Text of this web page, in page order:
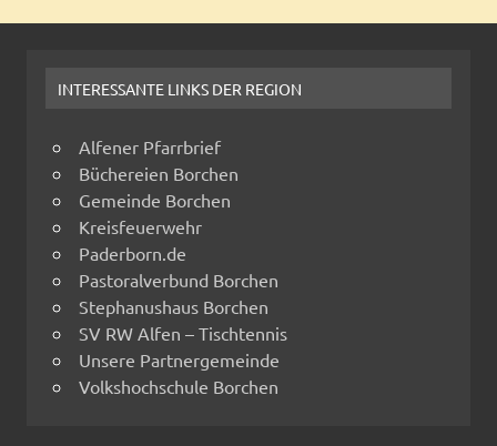
INTERESSANTE LINKS DER REGION
Alfener Pfarrbrief
Büchereien Borchen
Gemeinde Borchen
Kreisfeuerwehr
Paderborn.de
Pastoralverbund Borchen
Stephanushaus Borchen
SV RW Alfen – Tischtennis
Unsere Partnergemeinde
Volkshochschule Borchen